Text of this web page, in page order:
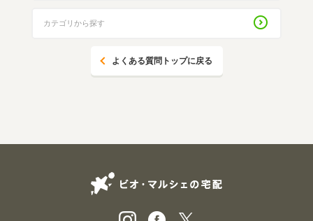
よくある質問トップに戻る